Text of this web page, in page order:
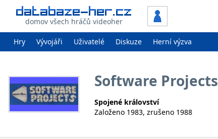
domov všech hráčů videoher
Hry Vývojáři Uživatelé Diskuze Herní výzva
Software Projects
Spojené království
Založeno 1983, zrušeno 1988